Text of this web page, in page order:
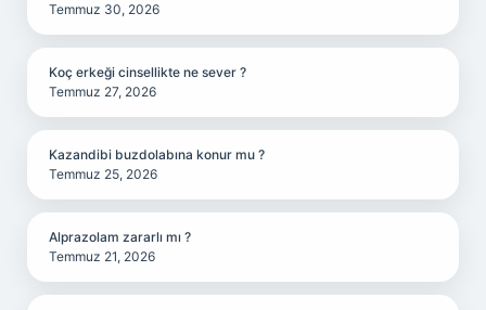
Temmuz 30, 2026
Koç erkeği cinsellikte ne sever ?
Temmuz 27, 2026
Kazandibi buzdolabına konur mu ?
Temmuz 25, 2026
Alprazolam zararlı mı ?
Temmuz 21, 2026